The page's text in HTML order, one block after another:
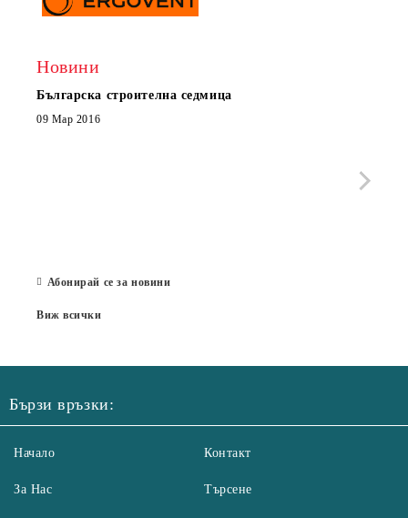
Новини
Българска строителна седмица
09 Мар 2016
Абонирай се за новини
Виж всички
Бързи връзки:
Начало
За Нас
Контакт
Търсене